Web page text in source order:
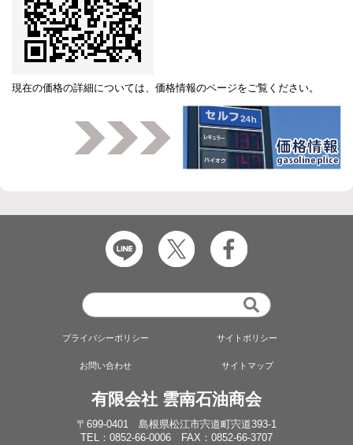
現在の価格の詳細については、 価格情報のページをご覧ください。
プライバシーポリシー サイトポリシー
お問い合わせ サイトマップ
有限会社 雲南石油商会
〒699-0401 島根県松江市宍道町宍道393-1
TEL：0852-66-0006 FAX：0852-66-3707